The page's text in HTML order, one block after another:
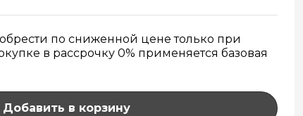
по сниженной цене только при
в рассрочку 0% применяется базовая
Добавить в корзину